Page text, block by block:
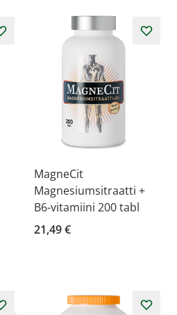
MagneCit
Magnesiumsitraatti +
B6-vitamiini 200 tabl
21,49 €